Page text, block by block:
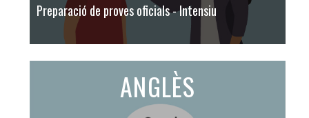
Preparació de proves oficials- Intensiu
ANGLÈS